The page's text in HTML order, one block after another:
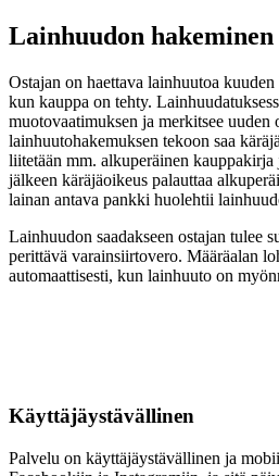
Lainhuudon hakeminen
Ostajan on haettava lainhuutoa
kun kauppa on tehty.
muotovaatimuksen ja merkitsee
lainhuutohakemuksen tekoon saa
liitetään mm. alkuperäinen
jälkeen käräjäoikeus palauttaa
lainan antava pankki huolehtii
Lainhuudon saadakseen ostajan tulee
perittävä varainsiirtovero. Määräalan
automaattisesti, kun lainhuuto on
Käyttäjäystävällinen
Palvelu on käyttäjäystävällinen ja